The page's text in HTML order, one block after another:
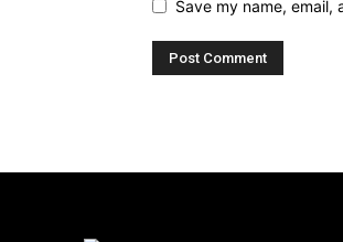
Save my name,